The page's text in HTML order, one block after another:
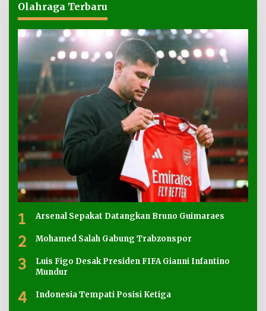
Olahraga Terbaru
1 Arsenal Sepakat Datangkan Bruno Guimaraes
2 Mohamed Salah Gabung Trabzonspor
3
Luis Figo Desak Presiden FIFA Gianni Infantino
Mundur
4 Indonesia Tempati Posisi Ketiga